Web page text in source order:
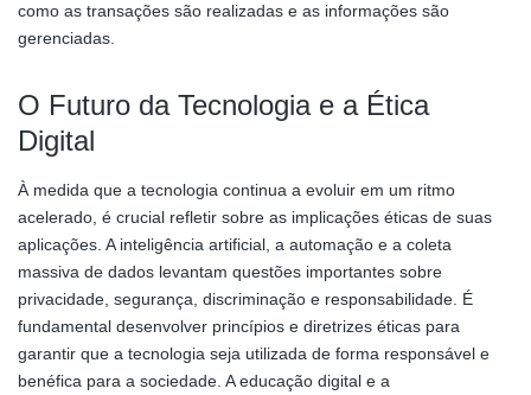
como as transações são realizadas e as informações são
gerenciadas.
O Futuro da Tecnologia e a Ética
Digital
À medida que a tecnologia continua a evoluir em um ritmo
acelerado, é crucial refletir sobre as implicações éticas de suas
aplicações. A inteligência artificial, a automação e a coleta
massiva de dados levantam questões importantes sobre
privacidade, segurança, discriminação e responsabilidade. É
fundamental desenvolver princípios e diretrizes éticas para
garantir que a tecnologia seja utilizada de forma responsável e
benéfica para a sociedade. A educação digital e a